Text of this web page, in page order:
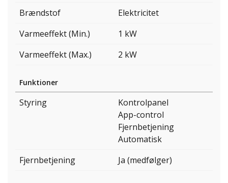
Brændstof
Elektricitet
Varmeeffekt (Min.)
1 kW
Varmeeffekt (Max.)
2 kW
Funktioner
Styring
Kontrolpanel
App-control
Fjernbetjening
Automatisk
Fjernbetjening
Ja (medfølger)